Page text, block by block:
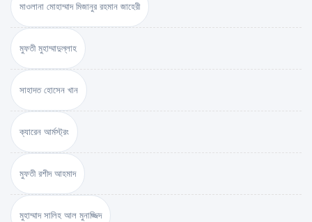
মাওলানা মোহাম্মাদ মিজানুর রহমান জাহেরী
মুফতী মুহাম্মাদুল্লাহ
সাহাদত হোসেন খান
ক্যারেন আর্মস্ট্রং
মুফতী রশীদ আহমাদ
মুহাম্মাদ সালিহ আল মুনাজ্জিদ